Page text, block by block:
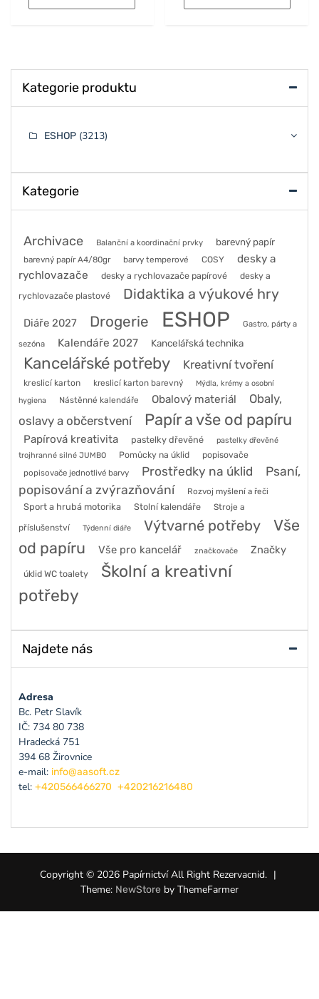
Kategorie produktu
ESHOP (3213)
Kategorie
Archivace Balanční a koordinační prvky barevný papír
barevný papír A4/80gr barvy temperové COSY
desky a
rychlovazače
desky a rychlovazače papírové
desky a
rychlovazače plastové
Didaktika a výukové hry
Diáře 2027 Drogerie ESHOP
Gastro, párty a
sezóna
Kalendáře 2027 Kancelářská technika
Kancelářské potřeby Kreativní tvoření
kreslicí karton kreslicí karton barevný
Mýdla, krémy a osobní
hygiena
Nástěnné kalendáře Obalový materiál
Obaly,
oslavy a občerstvení
Papír a vše od papíru
Papírová kreativita pastelky dřevěné
pastelky dřevěné
trojhranné silné JUMBO
Pomůcky na úklid
popisovače
popisovače jednotlivé barvy
Prostředky na úklid
Psaní,
popisování a zvýrazňování
Rozvoj myšlení a řeči
Sport a hrubá motorika Stolní kalendáře Stroje a
příslušenství Týdenní diáře Výtvarné potřeby
Vše
od papíru
Vše pro kancelář značkovače Značky
úklid WC toalety
Školní a kreativní
potřeby
Najdete nás
Adresa
Bc. Petr Slavík
IČ: 734 80 738
Hradecká 751
394 68 Žirovnice
e-mail: info@aasoft.cz
tel: +420566466270 +420216216480
Copyright © 2026 Papírnictví All Right Rezervacnid. |
Theme: NewStore by ThemeFarmer